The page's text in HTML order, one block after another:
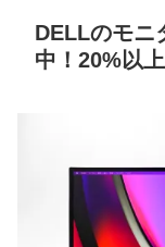
DELLのモニ
中！20%以